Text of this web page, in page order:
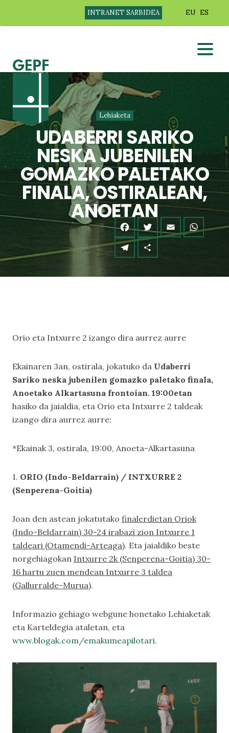
INTRANET SARBIDEA EU ES
Lehiaketa
UDABERRI SARIKO
NESKA JUBENILEN
GOMAZKO PALETAKO
FINALA, OSTIRALEAN,
ANOETAN
Orio eta Intxurre 2 izango dira aurrez aurre
Ekainaren 3an, ostirala, jokatuko da Udaberri
Sariko neska jubenilen gomazko paletako finala,
Anoetako Alkartasuna frontoian. 19:00etan
hasiko da jaialdia, eta Orio eta Intxurre 2 taldeak
izango dira aurrez aurre:
*Ekainak 3, ostirala, 19:00, Anoeta-Alkartasuna
1. ORIO (Indo-Beldarrain) / INTXURRE 2
(Senperena-Goitia)
Joan den astean jokatutako finalerdietan Oriok
(Indo-Beldarrain) 30-24 irabazi zion Intxurre 1
taldeari (Otamendi-Arteaga). Eta jaialdiko beste
norgehiagokan Intxurre 2k (Senperena-Goitia) 30-
16 hartu zuen mendean Intxurre 3 taldea
(Gallurralde-Murua).
Informazio gehiago webgune honetako Lehiaketak
eta Karteldegia ataletan, eta
www.blogak.com/emakumeapilotari.